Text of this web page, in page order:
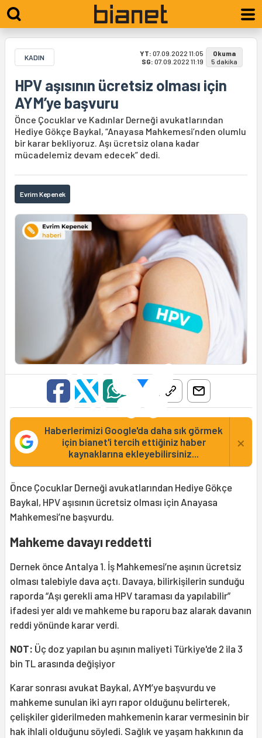
KADIN YT: 07.09.2022 11:05
SG: 07.09.2022 11:19
Okuma
5 dakika
HPV aşısının ücretsiz olması için
AYM’ye başvuru
Önce Çocuklar ve Kadınlar Derneği avukatlarından
Hediye Gökçe Baykal, “Anayasa Mahkemesi’nden olumlu
bir karar bekliyoruz. Aşı ücretsiz olana kadar
mücadelemiz devam edecek” dedi.
Evrim Kepenek
Haberlerimizi Google'da daha sık görmek
için bianet'i tercih ettiğiniz haber
kaynaklarına ekleyebilirsiniz...
×
Önce Çocuklar Derneği avukatlarından Hediye Gökçe
Baykal, HPV aşısının ücretsiz olması için Anayasa
Mahkemesi’ne başvurdu.
Mahkeme davayı reddetti
Dernek önce Antalya 1. İş Mahkemesi’ne aşının ücretsiz
olması talebiyle dava açtı. Davaya, bilirkişilerin sunduğu
raporda “Aşı gerekli ama HPV taraması da yapılabilir”
ifadesi yer aldı ve mahkeme bu raporu baz alarak davanın
reddi yönünde karar verdi.
NOT: Üç doz yapılan bu aşının maliyeti Türkiye'de 2 ila 3
bin TL arasında değişiyor
Karar sonrası avukat Baykal, AYM’ye başvurdu ve
mahkeme sunulan iki ayrı rapor olduğunu belirterek,
çelişkiler giderilmeden mahkemenin karar vermesinin bir
hak ihlali olduğunu söyledi. Sağlık ve yaşam hakkının da